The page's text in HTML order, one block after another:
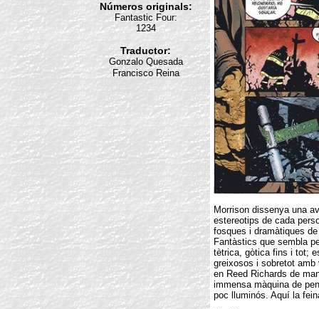
Números originals:
Fantastic Four:
1234
Traductor:
Gonzalo Quesada
Francisco Reina
Morrison dissenya una
estereotips de cada
fosques i dramàtiques
Fantàstics que sembla
tètrica, gòtica fins i tot;
greixosos i sobretot
en Reed Richards de
immensa màquina de
poc lluminós. Aquí la